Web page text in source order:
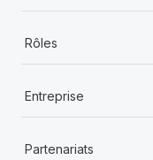
Rôles
Entreprise
Partenariats